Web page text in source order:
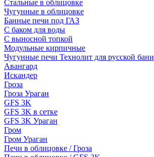
Стальные в облицовке
Чугунные в облицовке
Банные печи под ГАЗ
С баком для воды
С выносной топкой
Модульные кирпичные
Чугунные печи Технолит для русской бани
Авангард
Искандер
Гроза
Гроза Ураган
GFS 3K
GFS 3K в сетке
GFS 3K Ураган
Гром
Гром Ураган
Печи в облицовке / Гроза